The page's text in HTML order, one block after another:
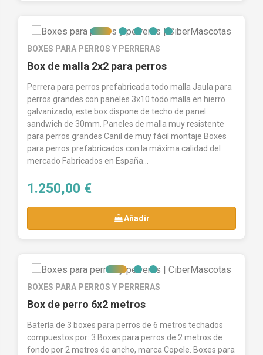
BOXES PARA PERROS Y PERRERAS
Box de malla 2x2 para perros
Perrera para perros prefabricada todo malla Jaula para
perros grandes con paneles 3x10 todo malla en hierro
galvanizado, este box dispone de techo de panel
sandwich de 30mm. Paneles de malla muy resistente
para perros grandes Canil de muy fácil montaje Boxes
para perros prefabricados con la máxima calidad del
mercado Fabricados en España...
1.250,00 €
Añadir
BOXES PARA PERROS Y PERRERAS
Box de perro 6x2 metros
Batería de 3 boxes para perros de 6 metros techados
compuestos por: 3 Boxes para perros de 2 metros de
fondo por 2 metros de ancho, marca Copele. Boxes para